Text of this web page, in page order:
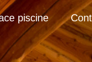
piscine